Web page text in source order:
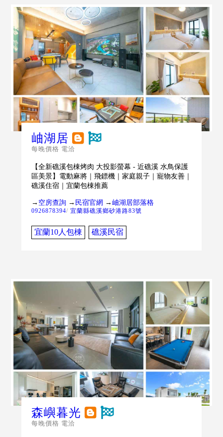
岫湖居
每晚價格 電洽
【全新礁溪包棟烤肉 大投影螢幕 - 近礁溪 水鳥保護
區美景】電動麻將｜飛鏢機｜家庭親子｜寵物友善｜
礁溪住宿｜宜蘭包棟推薦
→ 空房查詢→ 民宿官網 →岫湖居部落格
0926878394/ 宜蘭縣礁溪鄉砂港路83號
宜蘭10人包棟 礁溪民宿
森嶼暮光
每晚價格 電洽